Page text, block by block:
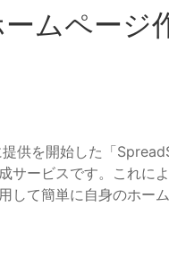
ムページ
供を開始した「
サービスです。これに
して簡単に自身のホー